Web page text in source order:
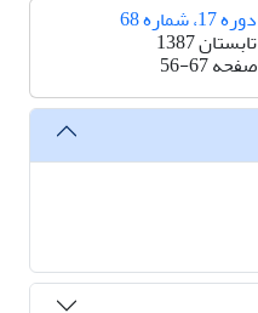
دوره 17، شماره 68
تابستان 1387
صفحه56-67